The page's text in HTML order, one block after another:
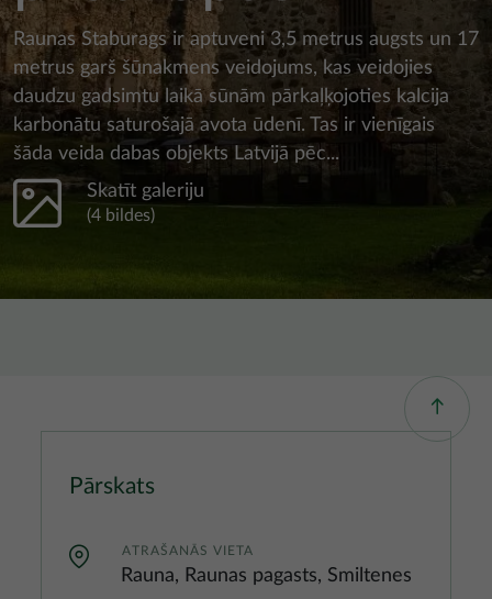
Raunas Staburags ir aptuveni 3,5 metrus augsts un 17
metrus garš šūnakmens veidojums, kas veidojies
daudzu gadsimtu laikā sūnām pārkaļķojoties kalcija
karbonātu saturošajā avota ūdenī. Tas ir vienīgais
šāda veida dabas objekts Latvijā pēc...
Skatīt galeriju
(4 bildes)
Pārskats
ATRAŠANĀS VIETA
Rauna, Raunas pagasts, Smiltenes